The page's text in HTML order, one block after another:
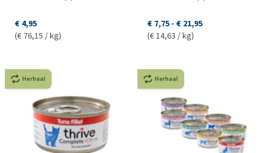
€ 4,95
(€ 76,15 / kg)
€ 7,75 - € 21,95
(€ 14,63 / kg)
Herhaal Herhaal